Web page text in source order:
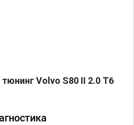
Volvo S80 II 2.0 T6